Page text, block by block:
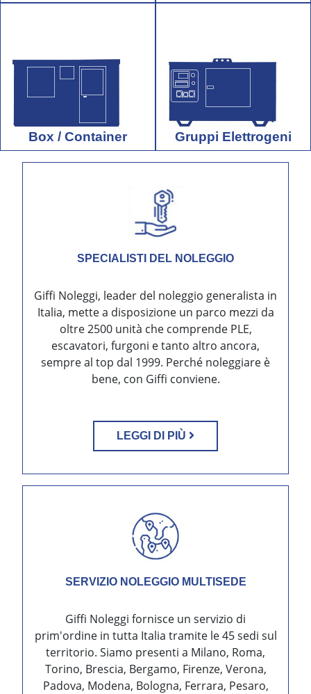
Box / Container Gruppi Elettrogeni
SPECIALISTI DEL NOLEGGIO
Giffi Noleggi, leader del noleggio generalista in
Italia, mette a disposizione un parco mezzi da
oltre 2500 unità che comprende PLE,
escavatori, furgoni e tanto altro ancora,
sempre al top dal 1999. Perché noleggiare è
bene, con Giffi conviene.
LEGGI DI PIÙ
SERVIZIO NOLEGGIO MULTISEDE
Giffi Noleggi fornisce un servizio di
prim'ordine in tutta Italia tramite le 45 sedi sul
territorio. Siamo presenti a Milano, Roma,
Torino, Brescia, Bergamo, Firenze, Verona,
Padova, Modena, Bologna, Ferrara, Pesaro,